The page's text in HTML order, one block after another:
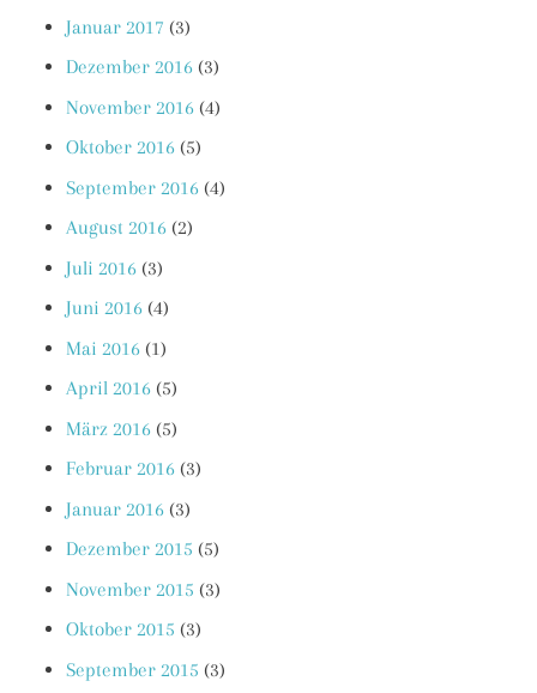
Januar 2017 (3)
Dezember 2016 (3)
November 2016 (4)
Oktober 2016 (5)
September 2016 (4)
August 2016 (2)
Juli 2016 (3)
Juni 2016 (4)
Mai 2016 (1)
April 2016 (5)
März 2016 (5)
Februar 2016 (3)
Januar 2016 (3)
Dezember 2015 (5)
November 2015 (3)
Oktober 2015 (3)
September 2015 (3)